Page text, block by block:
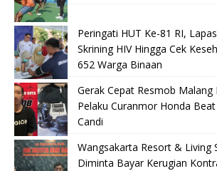
Peringati HUT Ke-81 RI,
Skrining HIV Hingga Cek
652 Warga Binaan
Gerak Cepat Resmob Malang
Pelaku Curanmor Honda Beat
Candi
Wangsakarta Resort & Living
Diminta Bayar Kerugian